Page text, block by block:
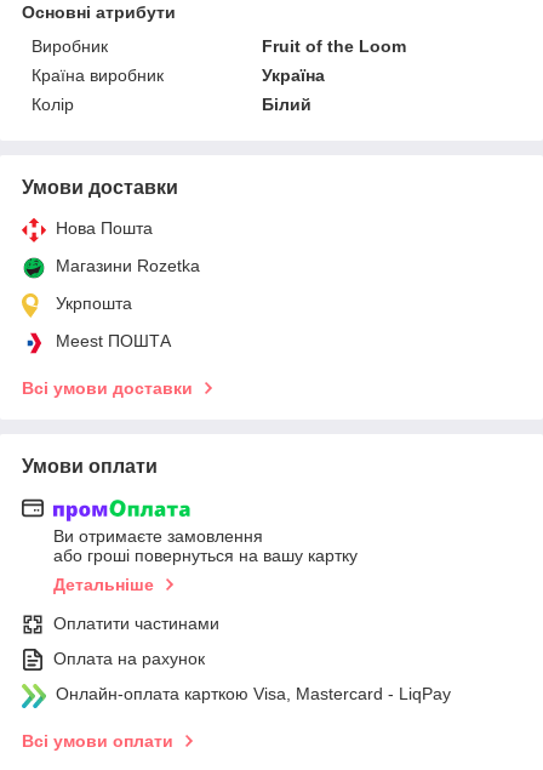
Основні атрибути
Виробник
Fruit of the Loom
Країна виробник
Україна
Колір
Білий
Умови доставки
Нова Пошта
Магазини Rozetka
Укрпошта
Meest ПОШТА
Всі умови доставки
Умови оплати
Ви отримаєте замовлення
або гроші повернуться на вашу картку
Детальніше
Оплатити частинами
Оплата на рахунок
Онлайн-оплата карткою Visa, Mastercard - LiqPay
Всі умови оплати